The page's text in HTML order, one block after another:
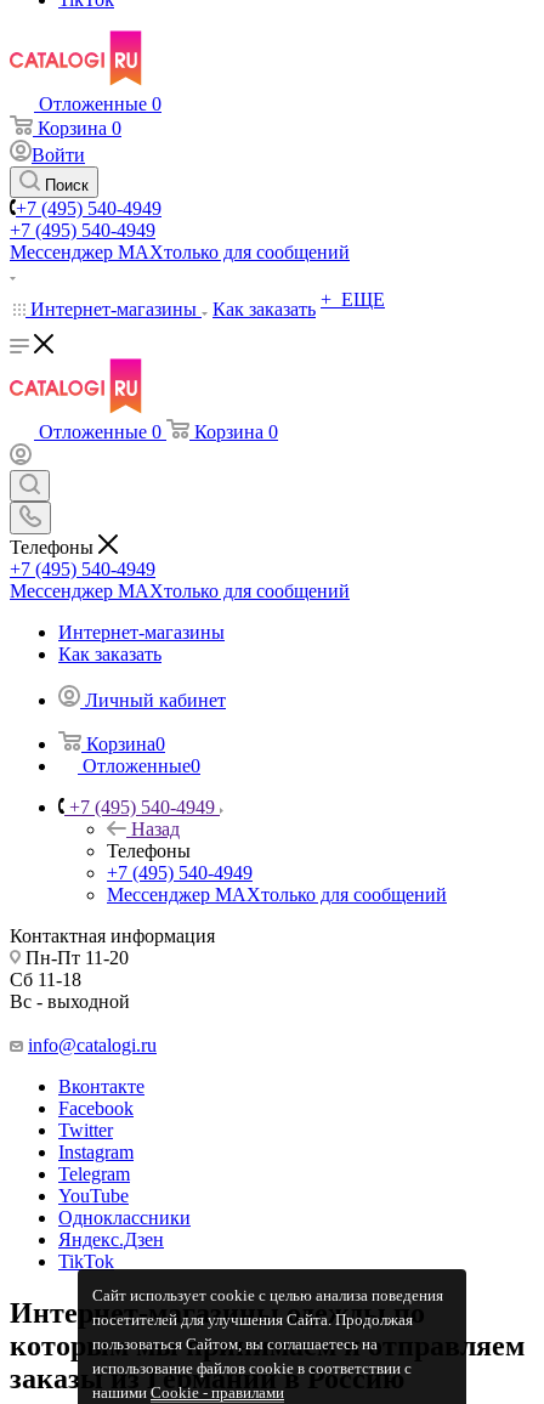
Сайт использует cookie с целью анализа поведения
посетителей для улучшения Сайта. Продолжая
пользоваться Сайтом, вы соглашаетесь на
использование файлов cookie в соответствии с
нашимиCookiе - правилами
Отложенные 0
Корзина 0
Войти
Поиск
+7 (495) 540-4949
+7 (495) 540-4949
Мессенджер МАХтолько для сообщений
Интернет-магазины Как заказать + ЕЩЕ
Отложенные 0 Корзина 0
Телефоны
+7 (495) 540-4949
Мессенджер МАХтолько для сообщений
Интернет-магазины
Как заказать
Личный кабинет
Корзина0
Отложенные0
+7 (495) 540-4949
Назад
Телефоны
+7 (495) 540-4949
Мессенджер МАХтолько для сообщений
Контактная информация
Пн-Пт 11-20
Сб 11-18
Вс - выходной
info@catalogi.ru
Вконтакте
Facebook
Twitter
Instagram
Telegram
YouTube
Одноклассники
Яндекс.Дзен
TikTok
Интернет-магазины одежды по
которым мы принимаем и отправляем
заказы из Германии в Россию